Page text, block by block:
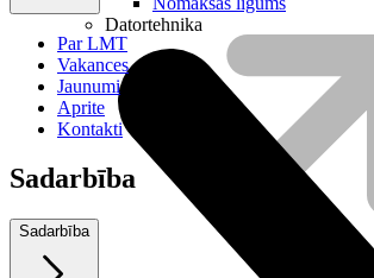
Datortehnika
Par LMT
Vakances
Jaunumi
Aprite
Kontakti
Sadarbība
Sadarbība